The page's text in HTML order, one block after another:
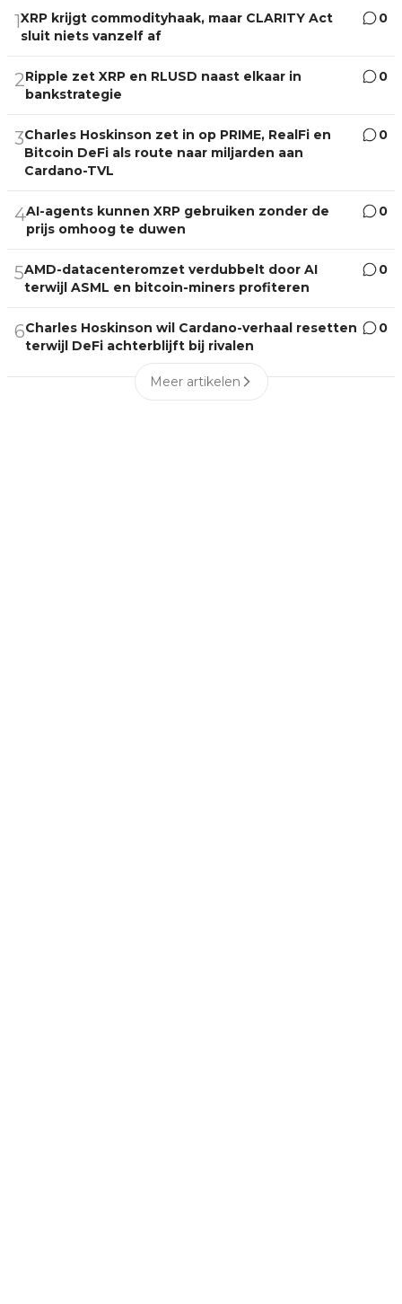
1XRP krijgt commodityhaak, maar CLARITY Act
sluit niets vanzelf af
0
2Ripple zet XRP en RLUSD naast elkaar in
bankstrategie
0
3Charles Hoskinson zet in op PRIME, RealFi en
Bitcoin DeFi als route naar miljarden aan
Cardano-TVL
0
4AI-agents kunnen XRP gebruiken zonder de
prijs omhoog te duwen
0
5AMD-datacenteromzet verdubbelt door AI
terwijl ASML en bitcoin-miners profiteren
0
6Charles Hoskinson wil Cardano-verhaal resetten
terwijl DeFi achterblijft bij rivalen
0
Meer artikelen